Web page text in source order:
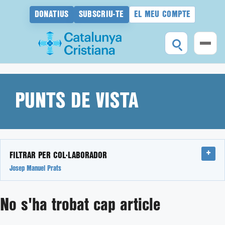
DONATIUS SUBSCRIU-TE EL MEU COMPTE
contingutPUNTS DE VISTA
FILTRAR PER COL·LABORADOR
Josep Manuel Prats
No s'ha trobat cap article